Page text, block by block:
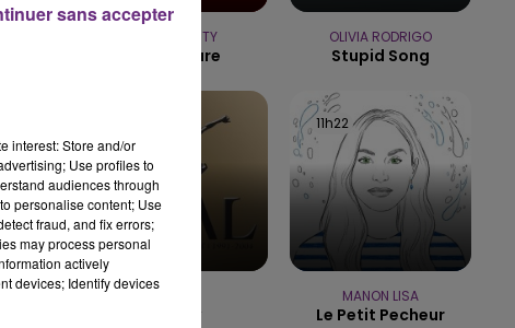
15h00 - 19h00
LE CLUB CHAMPAGNE FM
sec
TEMPER CITY
Self Aware
OLIVIA RODRIGO
Stupid Song
11h22
11h22
MANON LISA
Le Petit Pecheur
interest: Store and/or
Use profiles to
audiences through
personalise content; Use
fraud, and fix errors;
may process personal
actively
devices; Identify devices
sans accepter